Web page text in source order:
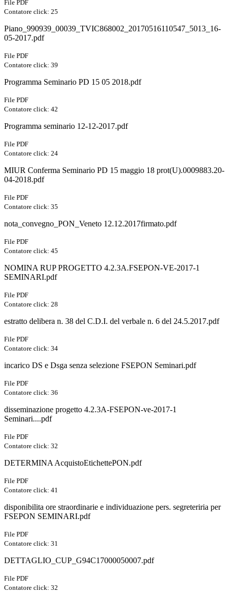
File PDF
Contatore click: 25
Piano_990939_00039_TVIC868002_20170516110547_5013_16-
05-2017.pdf
File PDF
Contatore click: 39
Programma Seminario PD 15 05 2018.pdf
File PDF
Contatore click: 42
Programma seminario 12-12-2017.pdf
File PDF
Contatore click: 24
MIUR Conferma Seminario PD 15 maggio 18 prot(U).0009883.20-
04-2018.pdf
File PDF
Contatore click: 35
nota_convegno_PON_Veneto 12.12.2017firmato.pdf
File PDF
Contatore click: 45
NOMINA RUP PROGETTO 4.2.3A.FSEPON-VE-2017-1
SEMINARI.pdf
File PDF
Contatore click: 28
estratto delibera n. 38 del C.D.I. del verbale n. 6 del 24.5.2017.pdf
File PDF
Contatore click: 34
incarico DS e Dsga senza selezione FSEPON Seminari.pdf
File PDF
Contatore click: 36
disseminazione progetto 4.2.3A-FSEPON-ve-2017-1
Seminari....pdf
File PDF
Contatore click: 32
DETERMINA AcquistoEtichettePON.pdf
File PDF
Contatore click: 41
disponibilita ore straordinarie e individuazione pers. segreteriria per
FSEPON SEMINARI.pdf
File PDF
Contatore click: 31
DETTAGLIO_CUP_G94C17000050007.pdf
File PDF
Contatore click: 32